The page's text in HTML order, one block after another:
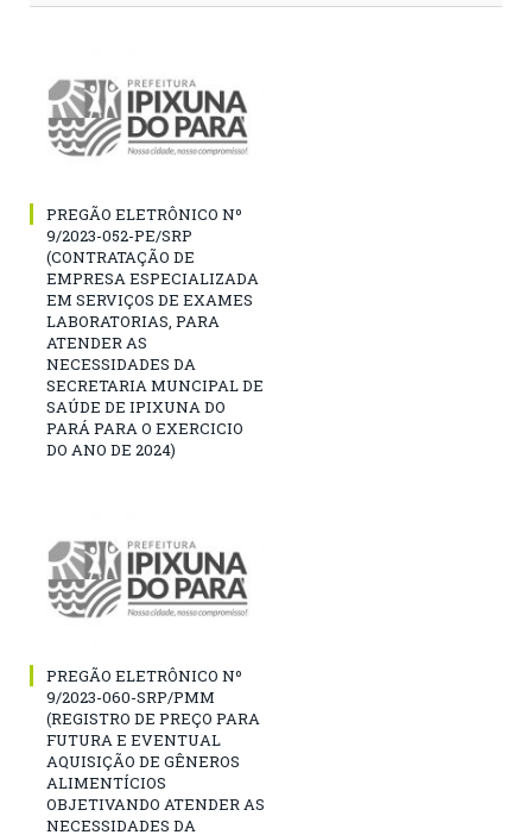
PREGÃO ELETRÔNICO Nº
9/2023-052-PE/SRP
(CONTRATAÇÃO DE
EMPRESA ESPECIALIZADA
EM SERVIÇOS DE EXAMES
LABORATORIAS, PARA
ATENDER AS
NECESSIDADES DA
SECRETARIA MUNCIPAL DE
SAÚDE DE IPIXUNA DO
PARÁ PARA O EXERCICIO
DO ANO DE 2024)
PREGÃO ELETRÔNICO Nº
9/2023-060-SRP/PMM
(REGISTRO DE PREÇO PARA
FUTURA E EVENTUAL
AQUISIÇÃO DE GÊNEROS
ALIMENTÍCIOS
OBJETIVANDO ATENDER AS
NECESSIDADES DA